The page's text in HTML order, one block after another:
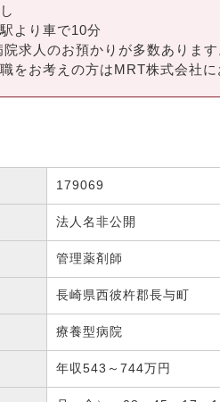
より車で10分
求人のお預かりが多数ありま
をお考えの方はMRT株式会社
179069
法人名非公開
管理薬剤師
長崎県西彼杵郡長与町
療養型病院
年収543～744万円